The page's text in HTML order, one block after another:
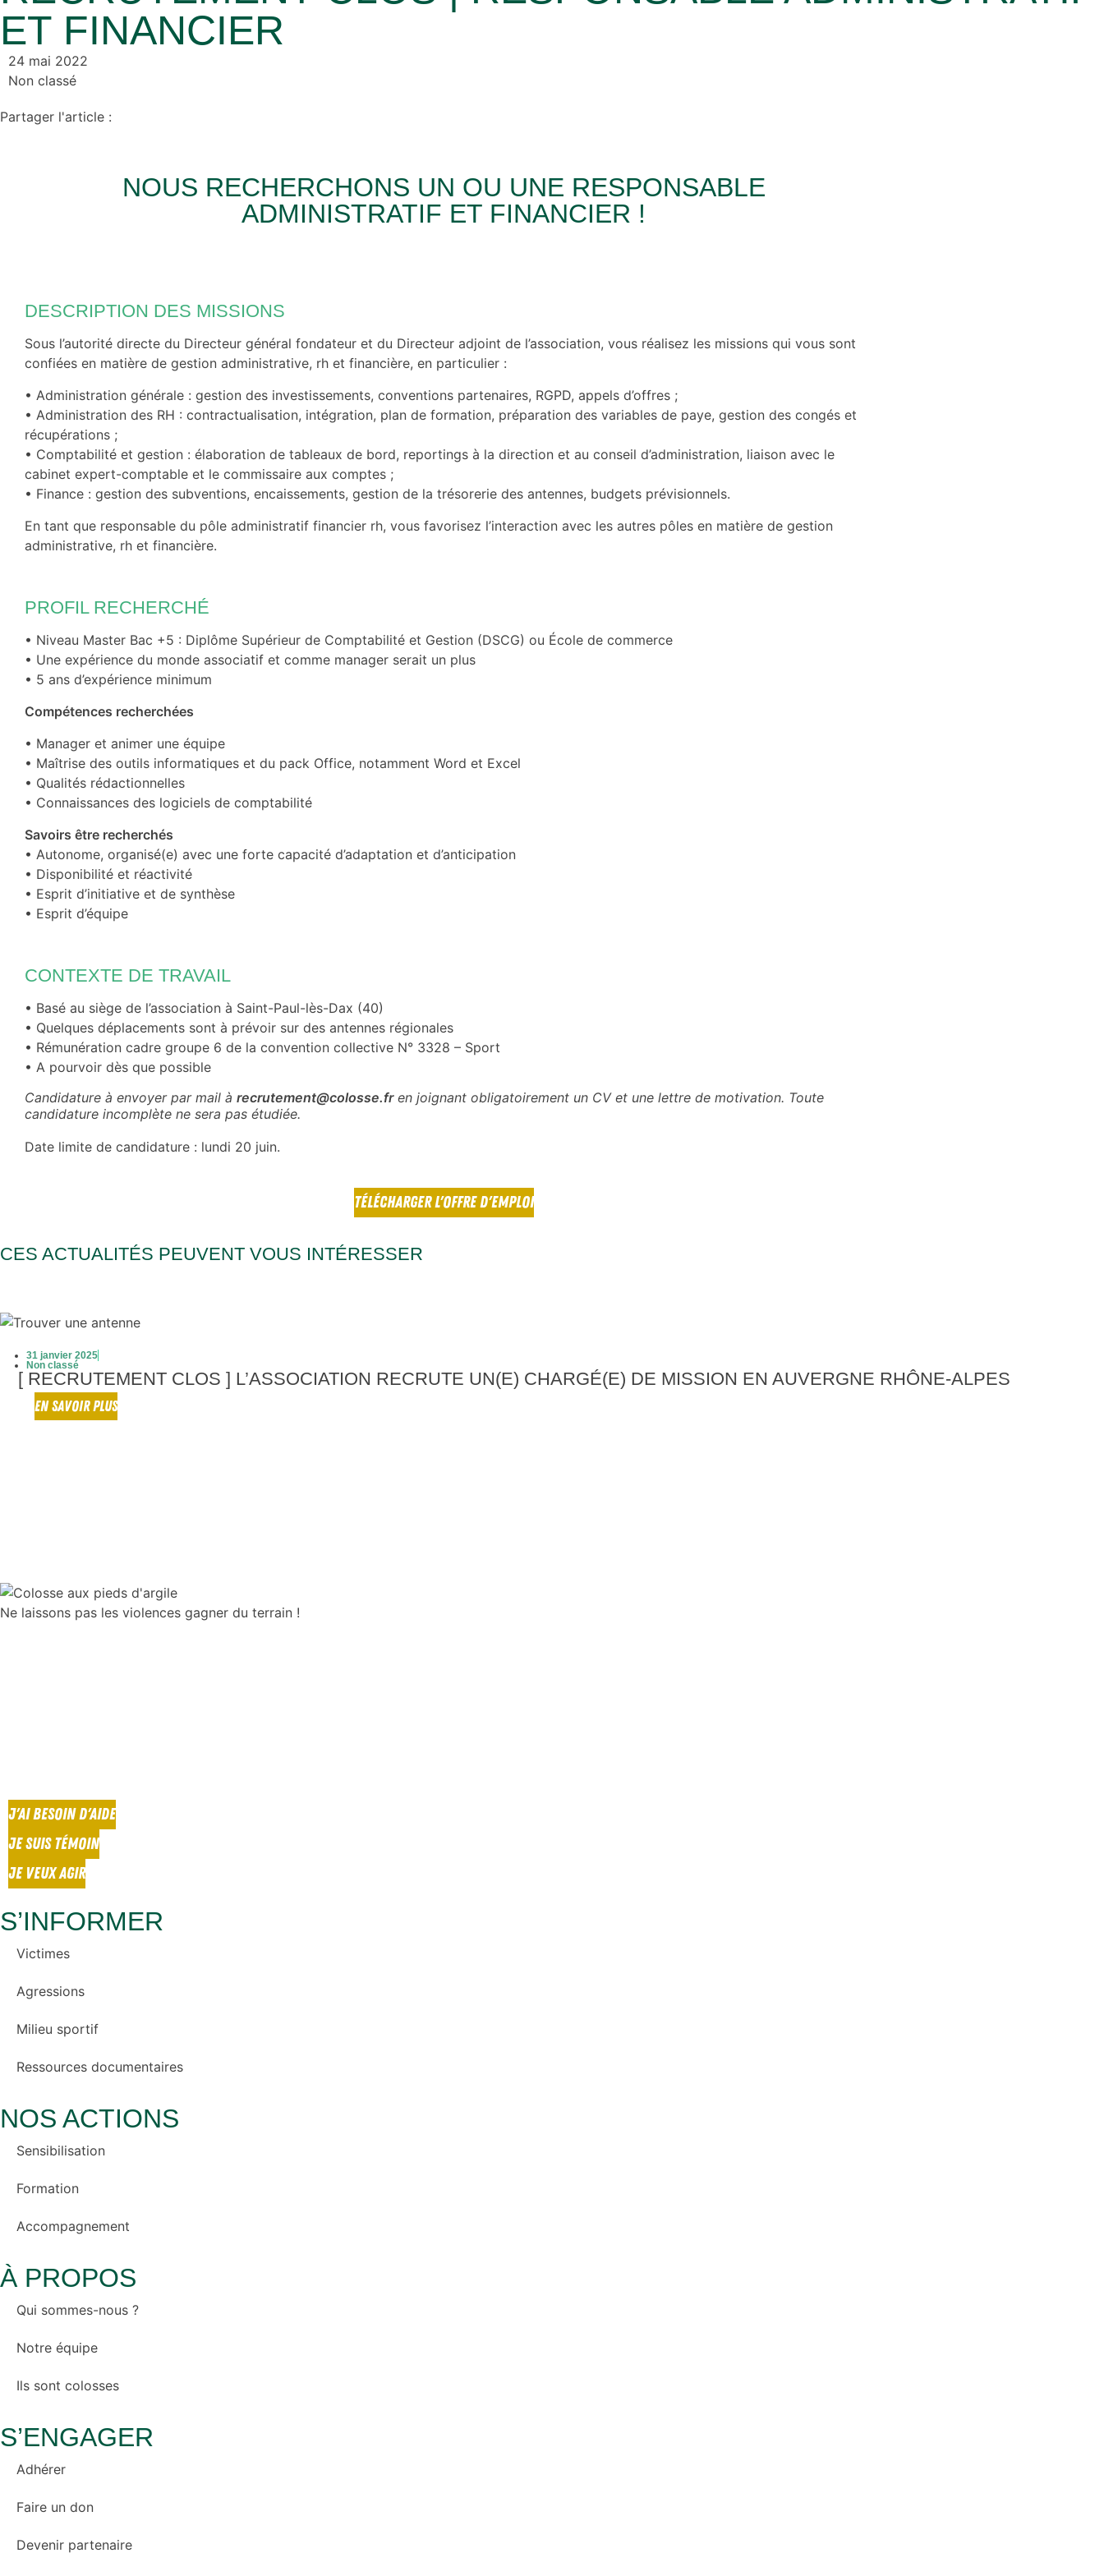
ET FINANCIER
24 mai 2022
Non classé
Partager l'article :
NOUS RECHERCHONS UN OU UNE RESPONSABLE
ADMINISTRATIF ET FINANCIER !
DESCRIPTION DES MISSIONS
Sous l’autorité directe du Directeur général fondateur et du Directeur adjoint de l’association, vous réalisez les missions qui vous sont
confiées en matière de gestion administrative, rh et financière, en particulier :
• Administration générale : gestion des investissements, conventions partenaires, RGPD, appels d’offres ;
• Administration des RH : contractualisation, intégration, plan de formation, préparation des variables de paye, gestion des congés et
récupérations ;
• Comptabilité et gestion : élaboration de tableaux de bord, reportings à la direction et au conseil d’administration, liaison avec le
cabinet expert-comptable et le commissaire aux comptes ;
• Finance : gestion des subventions, encaissements, gestion de la trésorerie des antennes, budgets prévisionnels.
En tant que responsable du pôle administratif financier rh, vous favorisez l’interaction avec les autres pôles en matière de gestion
administrative, rh et financière.
PROFIL RECHERCHÉ
• Niveau Master Bac +5 : Diplôme Supérieur de Comptabilité et Gestion (DSCG) ou École de commerce
• Une expérience du monde associatif et comme manager serait un plus
• 5 ans d’expérience minimum
Compétences recherchées
• Manager et animer une équipe
• Maîtrise des outils informatiques et du pack Office, notamment Word et Excel
• Qualités rédactionnelles
• Connaissances des logiciels de comptabilité
Savoirs être recherchés
• Autonome, organisé(e) avec une forte capacité d’adaptation et d’anticipation
• Disponibilité et réactivité
• Esprit d’initiative et de synthèse
• Esprit d’équipe
CONTEXTE DE TRAVAIL
• Basé au siège de l’association à Saint-Paul-lès-Dax (40)
• Quelques déplacements sont à prévoir sur des antennes régionales
• Rémunération cadre groupe 6 de la convention collective N° 3328 – Sport
• A pourvoir dès que possible
Candidature à envoyer par mail à recrutement@colosse.fren joignant obligatoirement un CV et une lettre de motivation. Toute
candidature incomplète ne sera pas étudiée.
Date limite de candidature : lundi 20 juin.
TÉLÉCHARGER L'OFFRE D'EMPLOI
CES ACTUALITÉS PEUVENT VOUS INTÉRESSER
31 janvier 2025
Non classé
[ RECRUTEMENT CLOS ] L’ASSOCIATION RECRUTE UN(E) CHARGÉ(E) DE MISSION EN AUVERGNE RHÔNE-ALPES
EN SAVOIR PLUS
Ne laissons pas les violences gagner du terrain !
J'AI BESOIN D'AIDE
JE SUIS TÉMOIN
JE VEUX AGIR
S’INFORMER
Victimes
Agressions
Milieu sportif
Ressources documentaires
NOS ACTIONS
Sensibilisation
Formation
Accompagnement
À PROPOS
Qui sommes-nous ?
Notre équipe
Ils sont colosses
S’ENGAGER
Adhérer
Faire un don
Devenir partenaire